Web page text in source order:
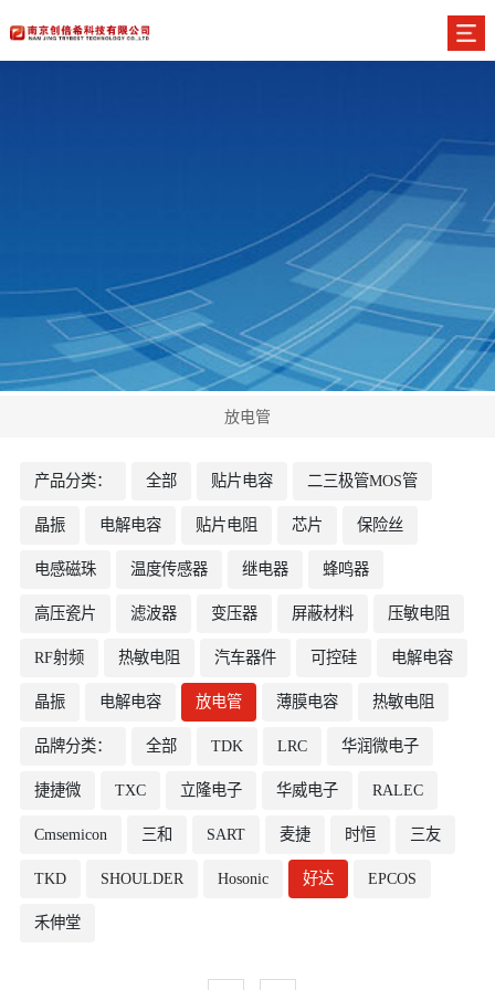
放电管
产品分类： 全部 贴片电容 二三极管MOS管
晶振 电解电容 贴片电阻 芯片 保险丝
电感磁珠 温度传感器 继电器 蜂鸣器
高压瓷片 滤波器 变压器 屏蔽材料 压敏电阻
RF射频 热敏电阻 汽车器件 可控硅 电解电容
晶振 电解电容 放电管 薄膜电容 热敏电阻
品牌分类： 全部 TDK LRC 华润微电子
捷捷微 TXC 立隆电子 华威电子 RALEC
Cmsemicon 三和 SART 麦捷 时恒 三友
TKD SHOULDER Hosonic 好达 EPCOS
禾伸堂